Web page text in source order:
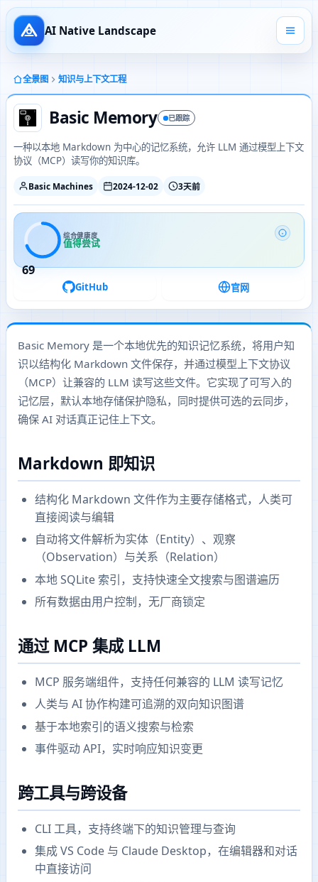
AI Native Landscape
全景图 知识与上下文工程
Basic Memory 已跟踪
一种以本地 Markdown 为中心的记忆系统，允许 LLM 通过模型上下文
协议（MCP）读写你的知识库。
Basic Machines 2024-12-02 3天前
69
综合健康度
值得尝试
GitHub 官网
Basic Memory 是一个本地优先的知识记忆系统，将用户知
识以结构化 Markdown 文件保存，并通过模型上下文协议
（MCP）让兼容的 LLM 读写这些文件。它实现了可写入的
记忆层，默认本地存储保护隐私，同时提供可选的云同步，
确保 AI 对话真正记住上下文。
Markdown 即知识
结构化 Markdown 文件作为主要存储格式，人类可
直接阅读与编辑
自动将文件解析为实体（Entity）、观察
（Observation）与关系（Relation）
本地 SQLite 索引，支持快速全文搜索与图谱遍历
所有数据由用户控制，无厂商锁定
通过 MCP 集成 LLM
MCP 服务端组件，支持任何兼容的 LLM 读写记忆
人类与 AI 协作构建可追溯的双向知识图谱
基于本地索引的语义搜索与检索
事件驱动 API，实时响应知识变更
跨工具与跨设备
CLI 工具，支持终端下的知识管理与查询
集成 VS Code 与 Claude Desktop，在编辑器和对话
中直接访问